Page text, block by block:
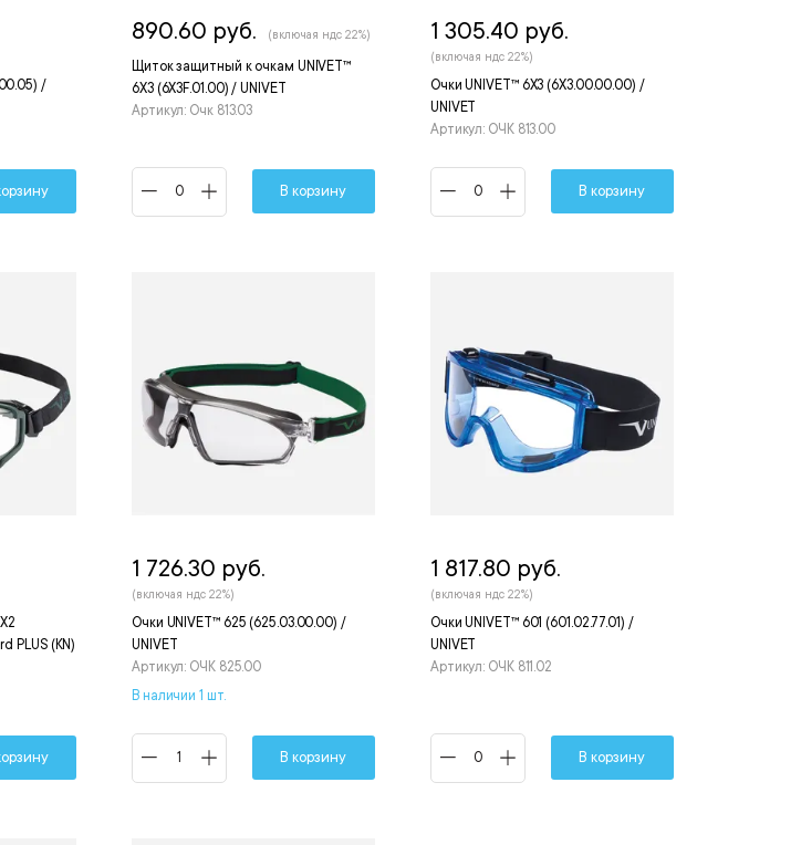
/
Щиток защитный к очкам UNIVET™
6X3 (6X3F.01.00) / UNIVET
Артикул: Очк 813.03
890.60 руб. (включая ндс 22%)
В корзину
Очки UNIVET™ 6Х3 (6Х3.00.00.00) /
UNIVET
Артикул: ОЧК 813.00
1 305.40 руб.
(включая ндс 22%)
В корзину
PLUS (KN)
Очки UNIVET™ 625 (625.03.00.00) /
UNIVET
Артикул: ОЧК 825.00
1 726.30 руб.
(включая ндс 22%)
В наличии 1 шт.
В корзину
Очки UNIVET™ 601 (601.02.77.01) /
UNIVET
Артикул: ОЧК 811.02
1 817.80 руб.
(включая ндс 22%)
В корзину